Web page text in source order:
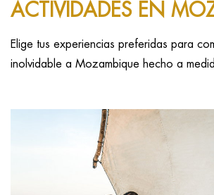
ACTIVIDADES EN
Elige tus experiencias preferidas para
inolvidable a Mozambique hecho a